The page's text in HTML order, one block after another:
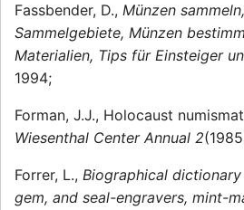
Fassbender, D., Münzen
Sammelgebiete, Münzen
Materialien, Tips für Einsteiger
1994;
Forman, J.J., Holocaust
Wiesenthal Center Annual 2
Forrer, L., Biographical
gem, and seal-engravers, mint-